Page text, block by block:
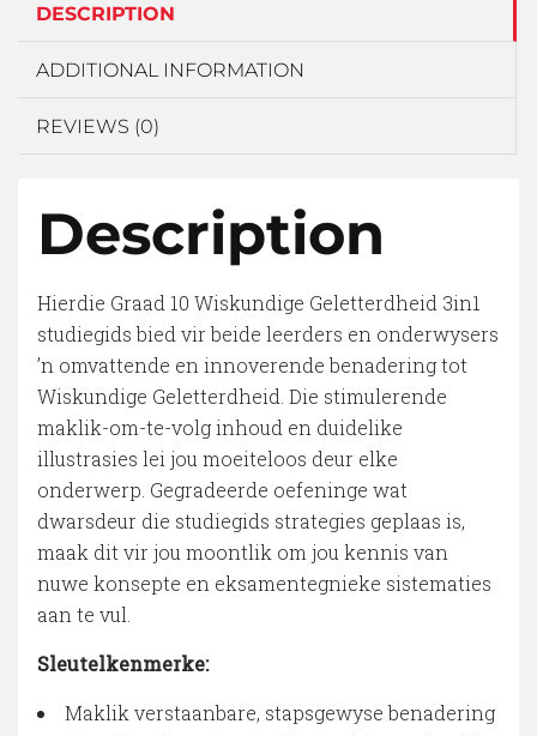
DESCRIPTION
ADDITIONAL INFORMATION
REVIEWS (0)
Description
Hierdie Graad 10 Wiskundige Geletterdheid 3in1
studiegids bied vir beide leerders en onderwysers
’n omvattende en innoverende benadering tot
Wiskundige Geletterdheid. Die stimulerende
maklik-om-te-volg inhoud en duidelike
illustrasies lei jou moeiteloos deur elke
onderwerp. Gegradeerde oefeninge wat
dwarsdeur die studiegids strategies geplaas is,
maak dit vir jou moontlik om jou kennis van
nuwe konsepte en eksamentegnieke sistematies
aan te vul.
Sleutelkenmerke:
Maklik verstaanbare, stapsgewyse benadering